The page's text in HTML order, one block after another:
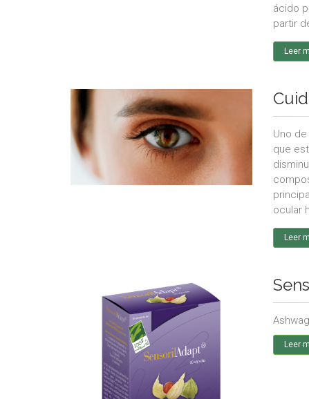
ácido
partir
Leer
Uno
que
ocular
Leer
Leer